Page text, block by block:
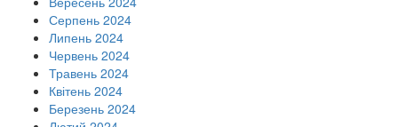
Серпень 2024
Липень 2024
Червень 2024
Травень 2024
Квітень 2024
Березень 2024